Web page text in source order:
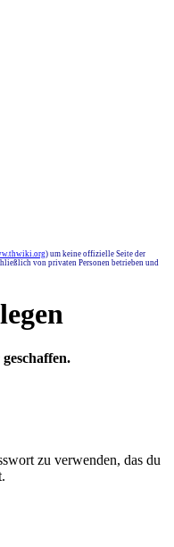
) um keine offizielle Seite der
von privaten Personen betrieben und
zu verwenden, das du